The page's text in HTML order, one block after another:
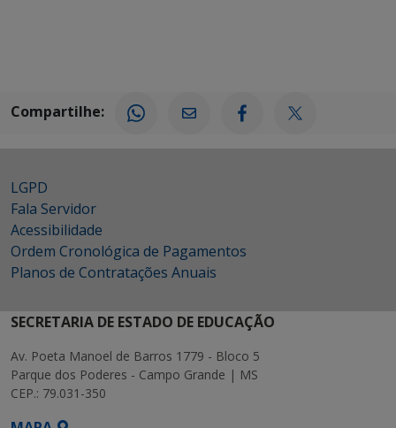
Compartilhe:
LGPD
Fala Servidor
Acessibilidade
Ordem Cronológica de Pagamentos
Planos de Contratações Anuais
SECRETARIA DE ESTADO DE EDUCAÇÃO
Av. Poeta Manoel de Barros 1779 - Bloco 5
Parque dos Poderes - Campo Grande | MS
CEP.: 79.031-350